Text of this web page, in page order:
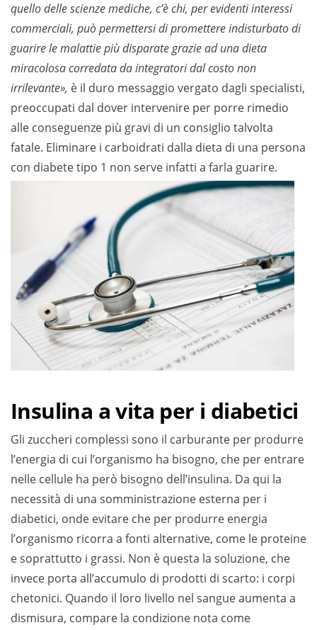
quello delle scienze mediche, c’è chi, per evidenti interessi
commerciali, può permettersi di promettere indisturbato di
guarire le malattie più disparate grazie ad una dieta
miracolosa corredata da integratori dal costo non
irrilevante», è il duro messaggio vergato dagli specialisti,
preoccupati dal dover intervenire per porre rimedio
alle conseguenze più gravi di un consiglio talvolta
fatale. Eliminare i carboidrati dalla dieta di una persona
con diabete tipo 1 non serve infatti a farla guarire.
Insulina a vita per i diabetici
Gli zuccheri complessi sono il carburante per produrre
l’energia di cui l’organismo ha bisogno, che per entrare
nelle cellule ha però bisogno dell’insulina. Da qui la
necessità di una somministrazione esterna per i
diabetici, onde evitare che per produrre energia
l’organismo ricorra a fonti alternative, come le proteine
e soprattutto i grassi. Non è questa la soluzione, che
invece porta all’accumulo di prodotti di scarto: i corpi
chetonici. Quando il loro livello nel sangue aumenta a
dismisura, compare la condizione nota come